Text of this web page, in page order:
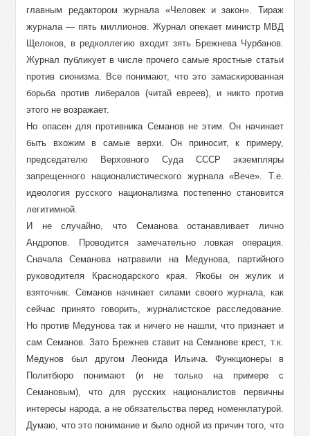
главным редактором журнала «Человек и закон». Тираж
журнала — пять миллионов. Журнал опекает министр МВД
Щелоков, в редколлегию входит зять Брежнева Чурбанов.
Журнал публикует в числе прочего самые яростные статьи
против сионизма. Все понимают, что это замаскированная
борьба против либералов (читай евреев), и никто против
этого не возражает.
Но опасен для противника Семанов не этим. Он начинает
быть вхожим в самые верхи. Он приносит, к примеру,
председателю Верховного Суда СССР экземпляры
запрещенного националистического журнала «Вече». Т.е.
идеология русского национализма постепенно становится
легитимной.
И не случайно, что Семанова останавливает лично
Андропов. Проводится замечательно ловкая операция.
Сначала Семанова натравили на Медунова, партийного
руководителя Краснодарского края. Якобы он жулик и
взяточник. Семанов начинает силами своего журнала, как
сейчас принято говорить, журналистское расследование.
Но против Медунова так и ничего не нашли, что признает и
сам Семанов. Зато Брежнев ставит на Семанове крест, т.к.
Медунов был другом Леонида Ильича. Функционеры в
Политбюро понимают (и не только на примере с
Семановым), что для русских националистов первичны
интересы народа, а не обязательства перед номенклатурой.
Думаю, что это понимание и было одной из причин того, что